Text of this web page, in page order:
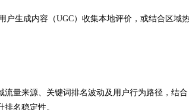
户生成内容（UGC）收集本地评价，或结合区域
量来源、关键词排名波动及用户行为路径，结合
名稳定性。